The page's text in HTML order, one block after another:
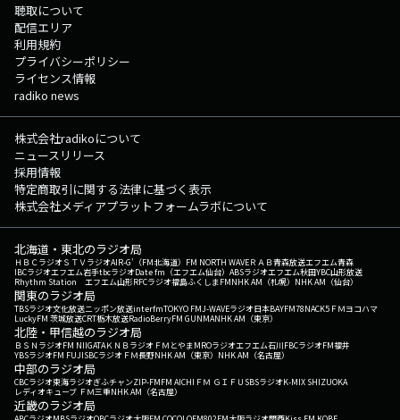
聴取について
配信エリア
利用規約
プライバシーポリシー
ライセンス情報
radiko news
株式会社radikoについて
ニュースリリース
採用情報
特定商取引に関する法律に基づく表示
株式会社メディアプラットフォームラボについて
北海道・東北のラジオ局
ＨＢＣラジオＳＴＶラジオAIR-G'（FM北海道） FM NORTH WAVEＲＡＢ青森放送エフエム青森
IBCラジオエフエム岩手tbcラジオDate fm（エフエム仙台） ABSラジオエフエム秋田YBC山形放送
Rhythm Station エフエム山形RFCラジオ福島ふくしまFMNHK AM（札幌） NHK AM（仙台）
関東のラジオ局
TBSラジオ文化放送ニッポン放送interfmTOKYO FMJ-WAVEラジオ日本BAYFM78NACK5 ＦＭヨコハマ
LuckyFM 茨城放送CRT栃木放送RadioBerryFM GUNMANHK AM（東京）
北陸・甲信越のラジオ局
ＢＳＮラジオFM NIIGATAＫＮＢラジオ ＦＭとやまMROラジオエフエム石川FBCラジオFM福井
YBSラジオFM FUJISBCラジオ ＦＭ長野NHK AM（東京） NHK AM（名古屋）
中部のラジオ局
CBCラジオ東海ラジオぎふチャンZIP-FMFM AICHI ＦＭ ＧＩＦＵ SBSラジオK-MIX SHIZUOKA
レディオキューブ ＦＭ三重NHK AM（名古屋）
近畿のラジオ局